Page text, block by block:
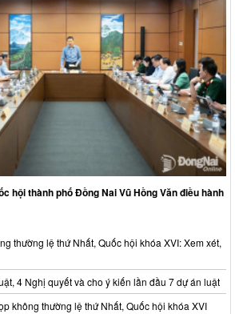
hội thành phố Đồng Nai Vũ Hồng Văn điều hành
thường lệ thứ Nhất, Quốc hội khóa XVI: Xem xét,
4 Nghị quyết và cho ý kiến lần đầu 7 dự án luật
không thường lệ thứ Nhất, Quốc hội khóa XVI